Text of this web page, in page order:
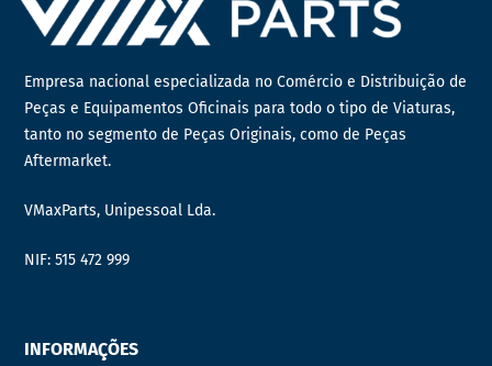
Empresa nacional especializada no Comércio e Distribuição de
Peças e Equipamentos Oficinais para todo o tipo de Viaturas,
tanto no segmento de Peças Originais, como de Peças
Aftermarket.
VMaxParts, Unipessoal Lda.
NIF: 515 472 999
INFORMAÇÕES